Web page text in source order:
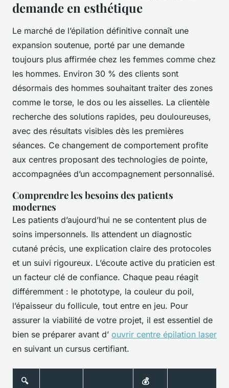
demande en esthétique
Le marché de l’épilation définitive connaît une
expansion soutenue, porté par une demande
toujours plus affirmée chez les femmes comme chez
les hommes. Environ 30 % des clients sont
désormais des hommes souhaitant traiter des zones
comme le torse, le dos ou les aisselles. La clientèle
recherche des solutions rapides, peu douloureuses,
avec des résultats visibles dès les premières
séances. Ce changement de comportement profite
aux centres proposant des technologies de pointe,
accompagnées d’un accompagnement personnalisé.
Comprendre les besoins des patients
modernes
Les patients d’aujourd’hui ne se contentent plus de
soins impersonnels. Ils attendent un diagnostic
cutané précis, une explication claire des protocoles
et un suivi rigoureux. L’écoute active du praticien est
un facteur clé de confiance. Chaque peau réagit
différemment : le phototype, la couleur du poil,
l’épaisseur du follicule, tout entre en jeu. Pour
assurer la viabilité de votre projet, il est essentiel de
bien se préparer avant d’ ouvrir centre épilation laser
en suivant un cursus certifiant.
🔍
💰